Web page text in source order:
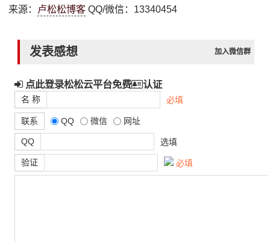
来源： 卢松松博客 QQ/微信：13340454
发表感想 加入微信群
点此登录松松云平台免费 认证
名 称 必填
联系 QQ 微信 网址
QQ 选填
验证 必填